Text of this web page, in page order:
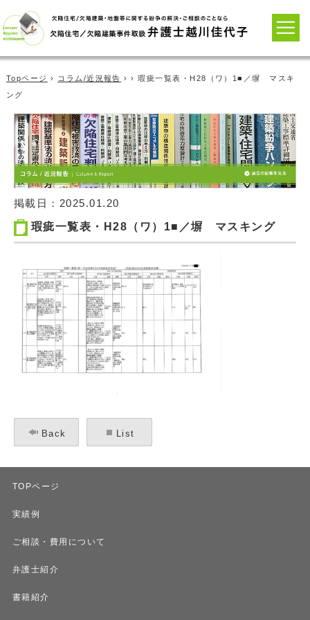
Topページ › コラム/近況報告 › › 瑕疵一覧表・H28（ワ）1■／塀 マスキ
ング
掲載日： 2025.01.20
瑕疵一覧表・H28（ワ）1■／塀 マスキング
Back List
TOPページ
実績例
ご相談・費用について
弁護士紹介
書籍紹介